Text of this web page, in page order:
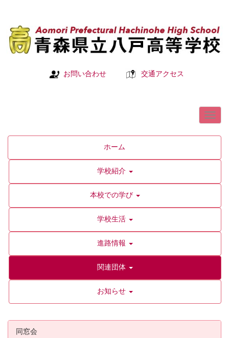
お問い合わせ 交通アクセス
ホーム
学校紹介
本校での学び
学校生活
進路情報
関連団体
お知らせ
同窓会